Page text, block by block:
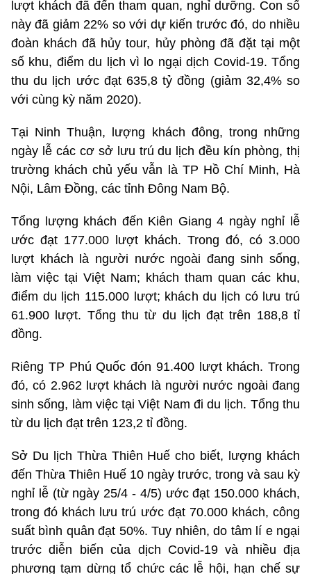
lượt khách đã đến tham quan, nghỉ dưỡng. Con số
này đã giảm 22% so với dự kiến trước đó, do nhiều
đoàn khách đã hủy tour, hủy phòng đã đặt tại một
số khu, điểm du lịch vì lo ngại dịch Covid-19. Tổng
thu du lịch ước đạt 635,8 tỷ đồng (giảm 32,4% so
với cùng kỳ năm 2020).
Tại Ninh Thuận, lượng khách đông, trong những
ngày lễ các cơ sở lưu trú du lịch đều kín phòng, thị
trường khách chủ yếu vẫn là TP Hồ Chí Minh, Hà
Nội, Lâm Đồng, các tỉnh Đông Nam Bộ.
Tổng lượng khách đến Kiên Giang 4 ngày nghỉ lễ
ước đạt 177.000 lượt khách. Trong đó, có 3.000
lượt khách là người nước ngoài đang sinh sống,
làm việc tại Việt Nam; khách tham quan các khu,
điểm du lịch 115.000 lượt; khách du lịch có lưu trú
61.900 lượt. Tổng thu từ du lịch đạt trên 188,8 tỉ
đồng.
Riêng TP Phú Quốc đón 91.400 lượt khách. Trong
đó, có 2.962 lượt khách là người nước ngoài đang
sinh sống, làm việc tại Việt Nam đi du lịch. Tổng thu
từ du lịch đạt trên 123,2 tỉ đồng.
Sở Du lịch Thừa Thiên Huế cho biết, lượng khách
đến Thừa Thiên Huế 10 ngày trước, trong và sau kỳ
nghỉ lễ (từ ngày 25/4 - 4/5) ước đạt 150.000 khách,
trong đó khách lưu trú ước đạt 70.000 khách, công
suất bình quân đạt 50%. Tuy nhiên, do tâm lí e ngại
trước diễn biến của dịch Covid-19 và nhiều địa
phương tạm dừng tổ chức các lễ hội, hạn chế sự